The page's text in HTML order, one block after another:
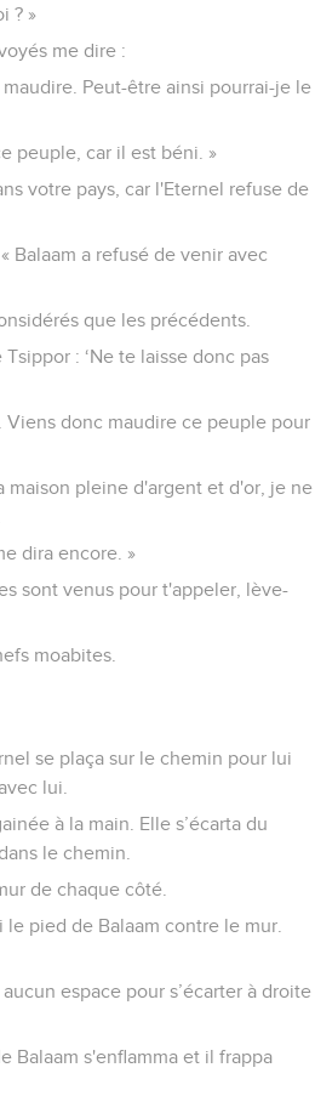
? »
me dire :
Peut-être ainsi pourrai-je le
peuple, car il est béni. »
votre pays, car l'Eternel refuse de
Balaam a refusé de venir avec
que les précédents.
: ‘Ne te laisse donc pas
donc maudire ce peuple pour
maison pleine d'argent et d'or, je ne
dira encore. »
sont venus pour t'appeler, lève-
moabites.
se plaça sur le chemin pour lui
lui.
à la main. Elle s’écarta du
le chemin.
de chaque côté.
pied de Balaam contre le mur.
espace pour s’écarter à droite
Balaam s'enflamma et il frappa